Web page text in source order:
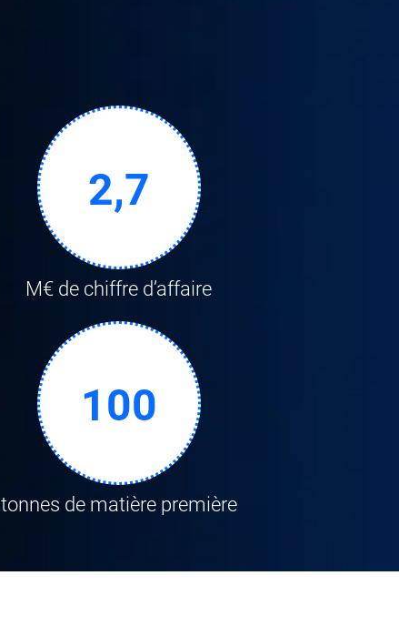
2,7
M€ de chiffre d’affaire
100
tonnes de matière première